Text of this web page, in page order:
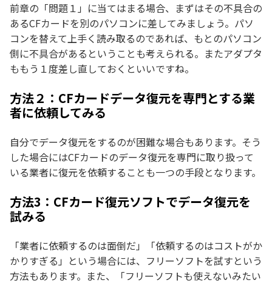
前章の「問題１」に当てはまる場合、まずはその不具合の
あるCFカードを別のパソコンに差してみましょう。パソ
コンを替えて上手く読み取るのであれば、もとのパソコン
側に不具合があるということも考えられる。またアダプタ
ももう１度差し直しておくといいですね。
方法２：CFカードデータ復元を専門とする業
者に依頼してみる
自分でデータ復元をするのが困難な場合もあります。そう
した場合にはCFカードのデータ復元を専門に取り扱って
いる業者に復元を依頼することも一つの手段となります。
方法3：CFカード復元ソフトでデータ復元を
試みる
「業者に依頼するのは面倒だ」「依頼するのはコストがか
かりすぎる」という場合には、フリーソフトを試すという
方法もあります。また、「フリーソフトも使えないみたい